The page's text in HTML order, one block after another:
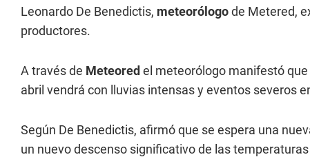
Leonardo De Benedictis, meteorólogode Metered,
productores.
A través de Meteored el meteorólogo manifestó
abril vendrá con lluvias intensas y eventos severos
Según De Benedictis, afirmó que se espera una
un nuevo descenso significativo de las